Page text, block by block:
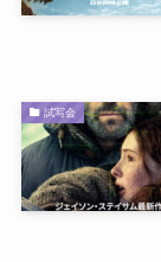
試写会